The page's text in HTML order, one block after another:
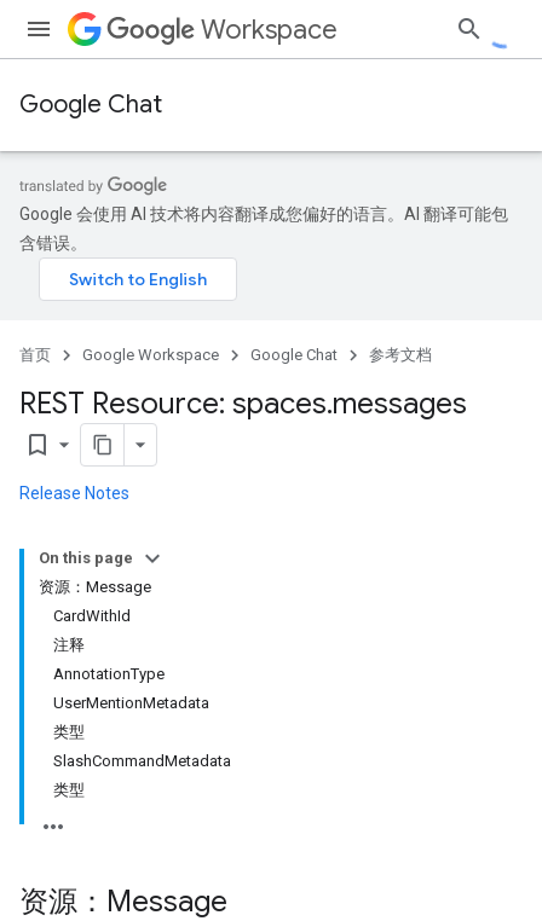
Workspace
Google Chat
Google 会使用 AI 技术将内容翻译成您偏好的语言。AI 翻译可能包
含错误。
首页 Google Workspace Google Chat 参考文档
REST Resource: spaces.messages
bookmark_border
Release Notes
On this page
资源：Message
CardWithId
注释
AnnotationType
UserMentionMetadata
类型
SlashCommandMetadata
类型
资源：Message